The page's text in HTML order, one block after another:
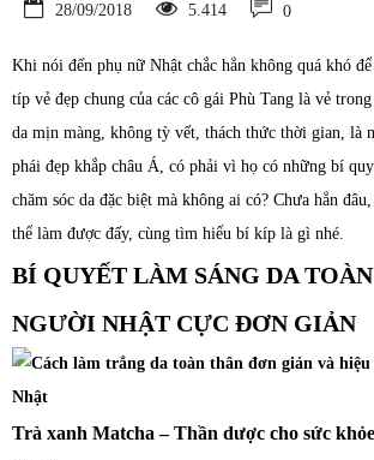
28/09/2018 5.414 0
Khi nói đến phụ nữ Nhật chắc hẳn không quá khó
típ vẻ đẹp chung của các cô gái Phù Tang là vẻ
da mịn màng, không tỳ vết, thách thức thời gian, là
phái đẹp khắp châu Á, có phải vì họ có những bí
chăm sóc da đặc biệt mà không ai có? Chưa hẳn
thể làm được đấy, cùng tìm hiểu bí kíp là gì nhé.
BÍ QUYẾT LÀM SÁNG DA
NGƯỜI NHẬT CỰC ĐƠN GIẢN
Trà xanh Matcha – Thần dược cho sức